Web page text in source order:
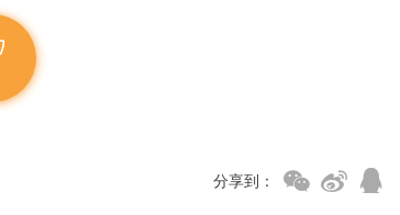
分享到：